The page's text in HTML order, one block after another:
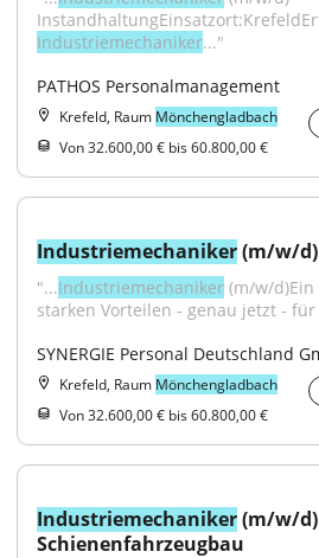
Industriemechaniker..."
PATHOS Personalmanagement
Krefeld, Raum Mönchengladbach
Von 32.600,00 € bis 60.800,00 €
Industriemechaniker (m/w/d)
"...Industriemechaniker (m/w/
starken Vorteilen - genau jetzt -
SYNERGIE Personal Deutschland
Krefeld, Raum Mönchengladbach
Von 32.600,00 € bis 60.800,00 €
Industriemechaniker (m/w/d)
Schienenfahrzeugbau